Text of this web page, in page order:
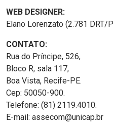
WEB DESIGNER:
Elano Lorenzato (2.781 DRT/
CONTATO:
Rua do Príncipe, 526,
Bloco R, sala 117,
Boa Vista, Recife-PE.
Cep: 50050-900.
Telefone: (81) 2119.4010.
E-mail: assecom@unicap.br